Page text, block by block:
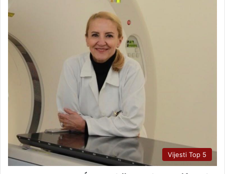
Vijesti Top 5